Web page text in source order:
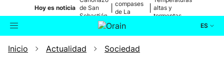
Hoy es noticia de San
Sebastián
compases
de La
altas y
tormentas
ES
Buscador Actualidad
Inicio Actualidad Sociedad